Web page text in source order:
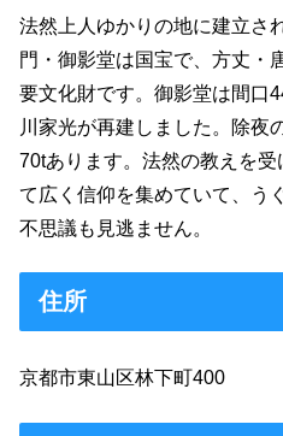
法然上人ゆかりの地に建立さ
門・御影堂は国宝で、方丈・
要文化財です。御影堂は間口
川家光が再建しました。除夜
70tあります。法然の教えを
て広く信仰を集めていて、う
不思議も見逃ません。
住所
京都市東山区林下町400